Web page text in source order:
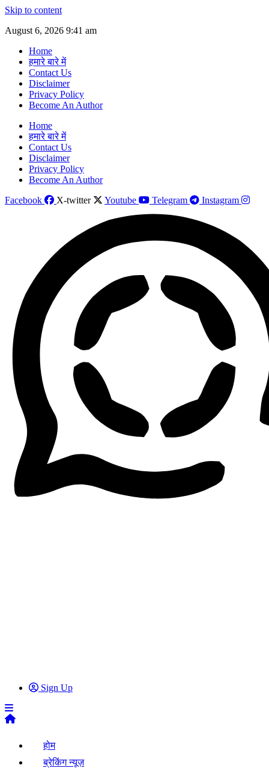
Skip to content
August 6, 2026 9:41 am
Home
हमारे बारे में
Contact Us
Disclaimer
Privacy Policy
Become An Author
Home
हमारे बारे में
Contact Us
Disclaimer
Privacy Policy
Become An Author
Facebook
X-twitter Youtube Telegram Instagram
Sign Up
होम
ब्रेकिंग न्यूज़